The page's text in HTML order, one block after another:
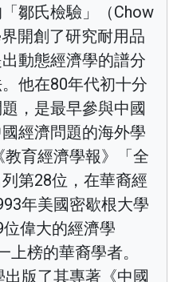
鄒氏檢驗」（Chow
開創了研究耐用品
動態經濟學的譜分
他在80年代初十分
，是最早參與中國
經濟問題的海外學
育經濟學報》「全
第28位，在華裔經
年美國密歇根大學
偉大的經濟學
榜的華裔學者。
版了其專著《中國